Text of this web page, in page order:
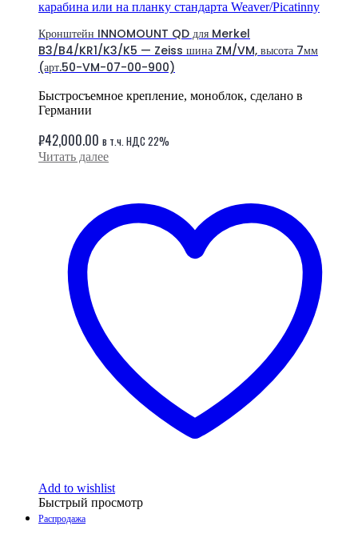
карабина или на планку стандарта Weaver/Picatinny
Кронштейн INNOMOUNT QD для Merkel
B3/B4/KR1/K3/K5 — Zeiss шина ZM/VM, высота 7мм
(арт.50-VM-07-00-900)
Быстросъемное крепление, моноблок, сделано в
Германии
₽42,000.00 в т.ч. НДС 22%
Читать далее
Add to wishlist
Быстрый просмотр
Распродажа